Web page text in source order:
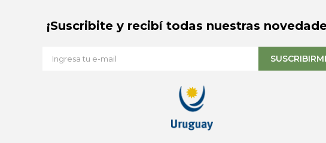
¡Suscribite y recibí todas nuestras